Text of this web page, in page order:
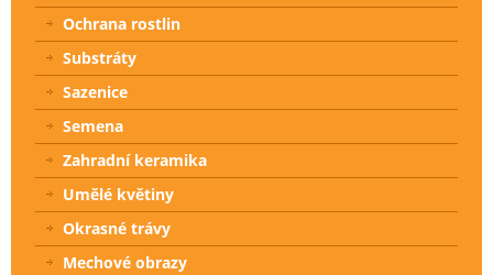
Ochrana rostlin
Substráty
Sazenice
Semena
Zahradní keramika
Umělé květiny
Okrasné trávy
Mechové obrazy